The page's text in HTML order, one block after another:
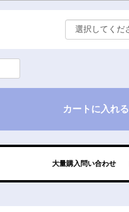
カートに入れる
大量購入問い合わせ